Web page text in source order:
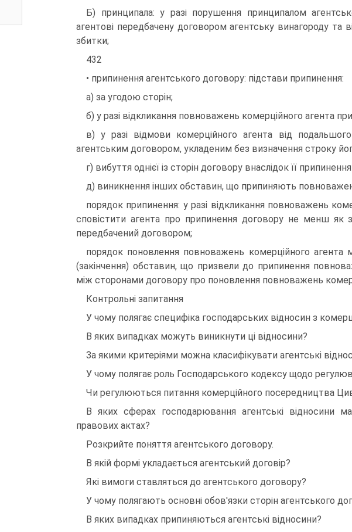
Б) принципала: у разі порушення принципалом
агентові передбачену договором агентську винагороду
збитки;
432
• припинення агентського договору: підстави припинення:
а) за угодою сторін;
б) у разі відкликання повноважень комерційного агента
в) у разі відмови комерційного агента від
агентським договором, укладеним без визначення строку
г) вибуття однієї із сторін договору внаслідок її
д) виникнення інших обставин, що припиняють
порядок припинення: у разі відкликання повноважень
сповістити агента про припинення договору не менш як
передбачений договором;
порядок поновлення повноважень комерційного
(закінчення) обставин, що призвели до припинення
між сторонами договору про поновлення повноважень
Контрольні запитання
У чому полягає специфіка господарських відносин з
В яких випадках можуть виникнути ці відносини?
За якими критеріями можна класифікувати агентські
У чому полягає роль Господарського кодексу щодо
Чи регулюються питання комерційного посередництва
В яких сферах господарювання агентські відносини
правових актах?
Розкрийте поняття агентського договору.
В якій формі укладається агентський договір?
Які вимоги ставляться до агентського договору?
У чому полягають основні обов'язки сторін агентського
В яких випадках припиняються агентські відносини?